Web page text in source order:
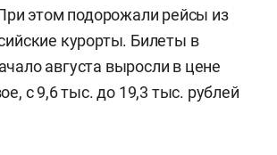
этом подорожали рейсы из
курорты. Билеты в
августа выросли в цене
с 9,6 тыс. до 19,3 тыс. рублей